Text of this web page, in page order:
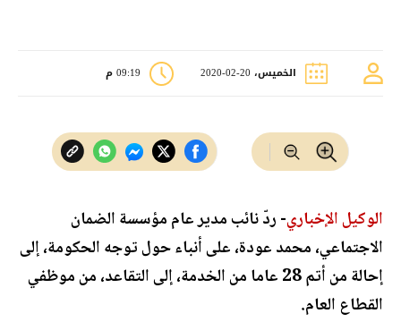
الخميس، 20-02-2020 09:19 م
الوكيل الإخباري- ردّ نائب مدير عام مؤسسة الضمان
الاجتماعي، محمد عودة، على أنباء حول توجه الحكومة، إلى
إحالة من أتم 28 عاما من الخدمة، إلى التقاعد، من موظفي
القطاع العام.